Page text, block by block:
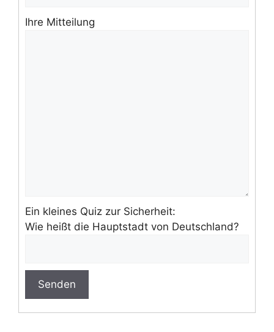
Ihre Mitteilung
Ein kleines Quiz zur Sicherheit:
Wie heißt die Hauptstadt von Deutschland?